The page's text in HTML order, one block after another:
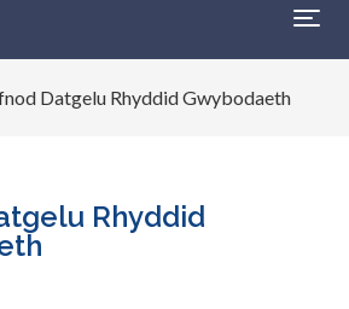
Datgelu Rhyddid Gwybodaeth
Rhyddid